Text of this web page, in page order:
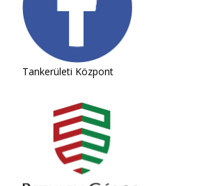
Tankerületi Központ